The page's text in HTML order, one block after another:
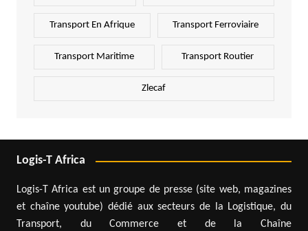
Transport En Afrique Transport Ferroviaire
Transport Maritime Transport Routier
Zlecaf
Logis-T Africa
Logis-T Africa est un groupe de presse (site web, magazines
et chaîne youtube) dédié aux secteurs de la Logistique, du
Transport, du Commerce et de la Chaîne